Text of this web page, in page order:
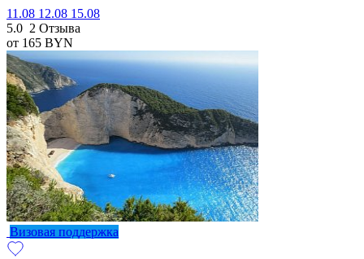
11.08 12.08 15.08
5.0 2 Отзыва
от 165 BYN
Визовая поддержка